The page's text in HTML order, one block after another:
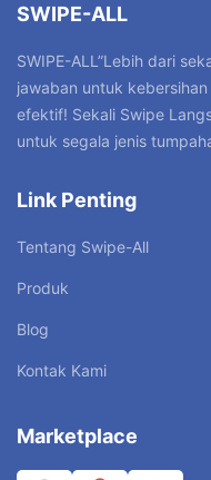
SWIPE-ALL
SWIPE-ALL”Lebih dari
jawaban untuk
efektif! Sekali Swipe
untuk segala jenis
Link Penting
Tentang Swipe-All
Produk
Blog
Kontak Kami
Marketplace